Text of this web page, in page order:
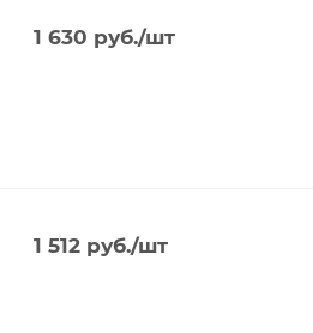
1 630 руб./шт
1 512руб./шт